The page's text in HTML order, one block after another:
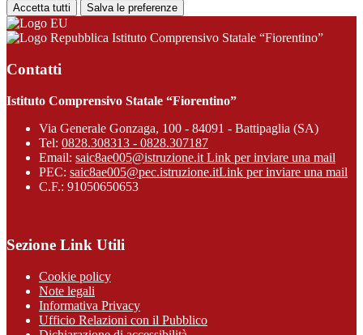
Accetta tutti Salva le preferenze
Istituto Comprensivo Statale “Fiorentino”
Contatti
Istituto Comprensivo Statale “Fiorentino”
Via Generale Gonzaga, 100 - 84091 - Battipaglia (SA)
Tel: 0828.308313 - 0828.307187
Email: saic8ae005@istruzione.it Link per inviare una mail
PEC: saic8ae005@pec.istruzione.itLink per inviare una mail
C.F.: 91050650653
Sezione Link Utili
Cookie policy
Note legali
Informativa Privacy
Ufficio Relazioni con il Pubblico